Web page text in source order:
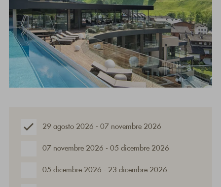
29 agosto 2026 - 07 novembre 2026
07 novembre 2026 - 05 dicembre 2026
05 dicembre 2026 - 23 dicembre 2026